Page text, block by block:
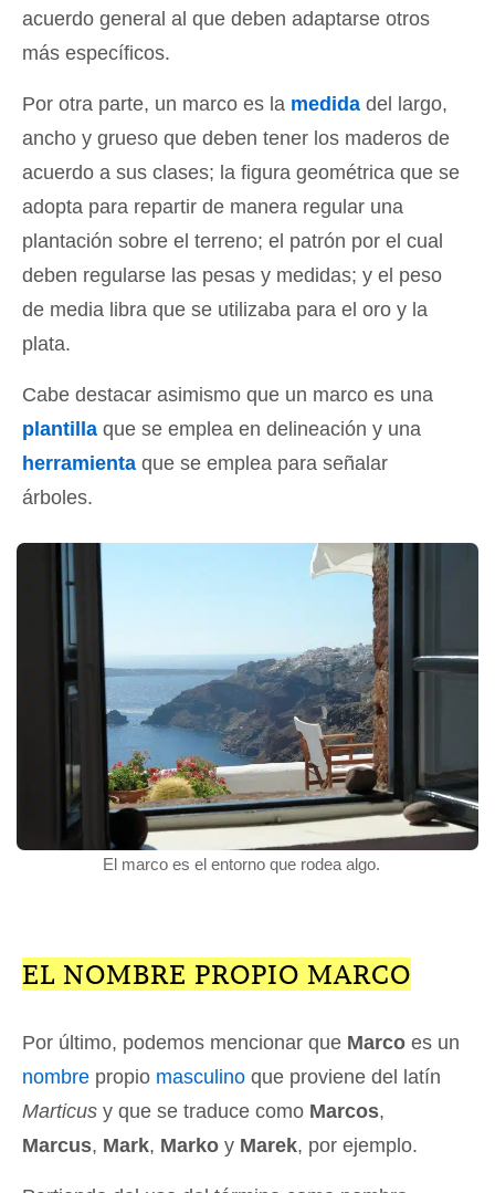
acuerdo general al que deben adaptarse otros
más específicos.
Por otra parte, un marco es la medida del largo,
ancho y grueso que deben tener los maderos de
acuerdo a sus clases; la figura geométrica que se
adopta para repartir de manera regular una
plantación sobre el terreno; el patrón por el cual
deben regularse las pesas y medidas; y el peso
de media libra que se utilizaba para el oro y la
plata.
Cabe destacar asimismo que un marco es una
plantilla que se emplea en delineación y una
herramienta que se emplea para señalar
árboles.
El marco es el entorno que rodea algo.
EL NOMBRE PROPIO MARCO
Por último, podemos mencionar que Marco es un
nombre propio masculino que proviene del latín
Marticus y que se traduce como Marcos,
Marcus, Mark, Marko y Marek, por ejemplo.